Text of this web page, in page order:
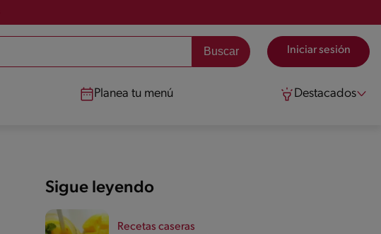
Iniciar sesión
Planea tu menú Destacados
Sigue leyendo
Recetas caseras